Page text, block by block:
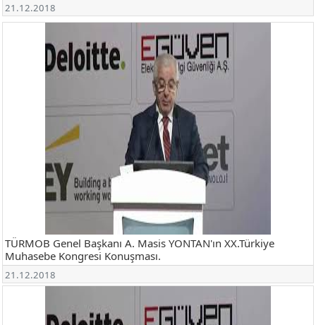
21.12.2018
TÜRMOB Genel Başkanı A. Masis YONTAN'ın XX.Türkiye
Muhasebe Kongresi Konuşması.
21.12.2018